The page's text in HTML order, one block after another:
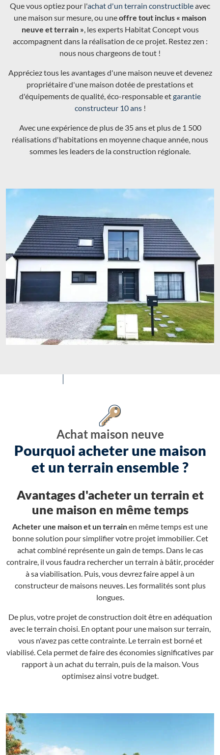
Que vous optiez pour l'achat d'un terrain constructibleavec
une maison sur mesure, ou uneoffre tout inclus « maison
neuve et terrain », les experts Habitat Concept vous
accompagnent dans la réalisation de ce projet. Restez zen :
nous nous chargeons de tout !
Appréciez tous les avantages d'une maison neuve et devenez
propriétaire d'une maison dotée de prestations et
d'équipements de qualité, éco-responsable etgarantie
constructeur 10 ans!
Avec une expérience de plus de 35 ans et plus de 1 500
réalisations d'habitations en moyenne chaque année, nous
sommes les leaders de la construction régionale.
Achat maison neuve
Pourquoi acheter une maison
et un terrain ensemble ?
Avantages d'acheter un terrain et
une maison en même temps
Acheter une maison et un terrainen même temps est une
bonne solution pour simplifier votre projet immobilier. Cet
achat combiné représente un gain de temps. Dans le cas
contraire, il vous faudra rechercher un terrain à bâtir, procéder
à sa viabilisation. Puis, vous devrez faire appel à un
constructeur de maisons neuves. Les formalités sont plus
longues.
De plus, votre projet de construction doit être en adéquation
avec le terrain choisi. En optant pour une maison sur terrain,
vous n'avez pas cette contrainte. Le terrain est borné et
viabilisé. Cela permet de faire des économies significatives par
rapport à un achat du terrain, puis de la maison. Vous
optimisez ainsi votre budget.